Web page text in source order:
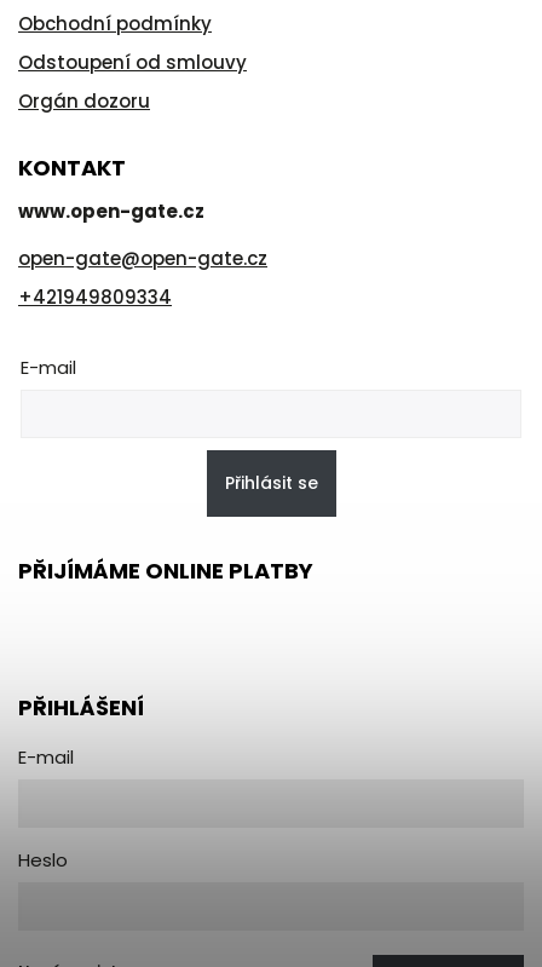
Obchodní podmínky
Odstoupení od smlouvy
Orgán dozoru
KONTAKT
www.open-gate.cz
open-gate@open-gate.cz
+421949809334
E-mail
Přihlásit se
PŘIJÍMÁME ONLINE PLATBY
PŘIHLÁŠENÍ
E-mail
Heslo